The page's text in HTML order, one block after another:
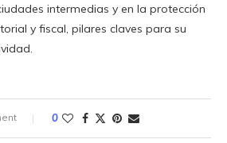
intermedias y en la protección
y fiscal, pilares claves para su
0